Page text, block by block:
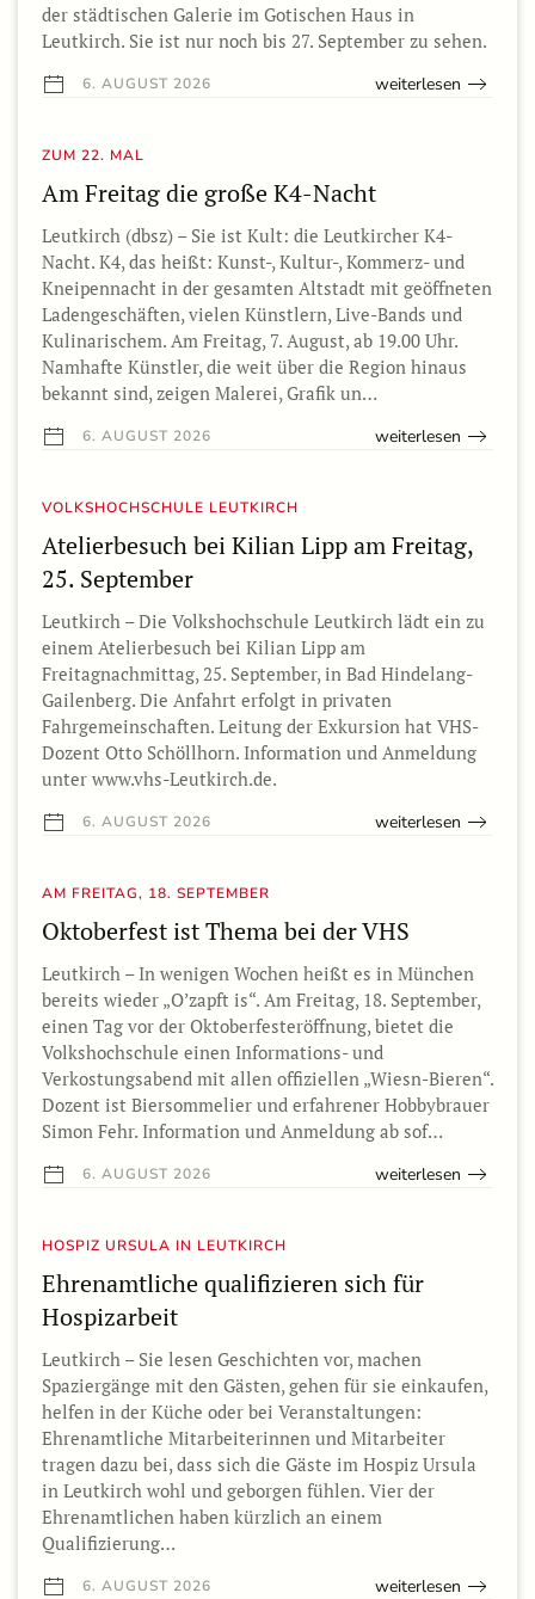
der städtischen Galerie im Gotischen Haus in
Leutkirch. Sie ist nur noch bis 27. September zu sehen.
6. AUGUST 2026 weiterlesen
ZUM 22. MAL
Am Freitag die große K4-Nacht
Leutkirch (dbsz) – Sie ist Kult: die Leutkircher K4-
Nacht. K4, das heißt: Kunst-, Kultur-, Kommerz- und
Kneipennacht in der gesamten Altstadt mit geöffneten
Ladengeschäften, vielen Künstlern, Live-Bands und
Kulinarischem. Am Freitag, 7. August, ab 19.00 Uhr.
Namhafte Künstler, die weit über die Region hinaus
bekannt sind, zeigen Malerei, Grafik un…
6. AUGUST 2026 weiterlesen
VOLKSHOCHSCHULE LEUTKIRCH
Atelierbesuch bei Kilian Lipp am Freitag,
25. September
Leutkirch – Die Volkshochschule Leutkirch lädt ein zu
einem Atelierbesuch bei Kilian Lipp am
Freitagnachmittag, 25. September, in Bad Hindelang-
Gailenberg. Die Anfahrt erfolgt in privaten
Fahrgemeinschaften. Leitung der Exkursion hat VHS-
Dozent Otto Schöllhorn. Information und Anmeldung
unter www.vhs-Leutkirch.de.
6. AUGUST 2026 weiterlesen
AM FREITAG, 18. SEPTEMBER
Oktoberfest ist Thema bei der VHS
Leutkirch – In wenigen Wochen heißt es in München
bereits wieder „O’zapft is“. Am Freitag, 18. September,
einen Tag vor der Oktoberfesteröffnung, bietet die
Volkshochschule einen Informations- und
Verkostungsabend mit allen offiziellen „Wiesn-Bieren“.
Dozent ist Biersommelier und erfahrener Hobbybrauer
Simon Fehr. Information und Anmeldung ab sof…
6. AUGUST 2026 weiterlesen
HOSPIZ URSULA IN LEUTKIRCH
Ehrenamtliche qualifizieren sich für
Hospizarbeit
Leutkirch – Sie lesen Geschichten vor, machen
Spaziergänge mit den Gästen, gehen für sie einkaufen,
helfen in der Küche oder bei Veranstaltungen:
Ehrenamtliche Mitarbeiterinnen und Mitarbeiter
tragen dazu bei, dass sich die Gäste im Hospiz Ursula
in Leutkirch wohl und geborgen fühlen. Vier der
Ehrenamtlichen haben kürzlich an einem
Qualifizierung…
6. AUGUST 2026 weiterlesen